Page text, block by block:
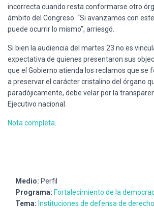
incorrecta cuando resta conformarse otro
ámbito del Congreso. “Si avanzamos con
puede ocurrir lo mismo”, arriesgó.
Si bien la audiencia del martes 23 no es
expectativa de quienes presentaron sus
que el Gobierno atienda los reclamos que se
a preservar el carácter cristalino del órgano
paradójicamente, debe velar por la
Ejecutivo nacional.
Nota completa.
Medio: Perfil
Programa: Fortalecimiento de la
Tema: Instituciones de defensa de